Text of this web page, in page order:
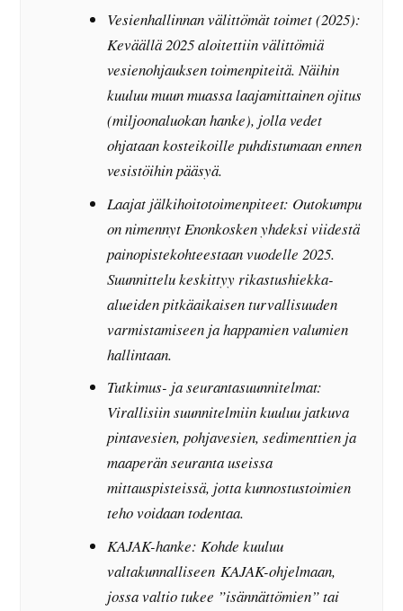
Vesienhallinnan välittömät toimet (2025):
Keväällä 2025 aloitettiin välittömiä
vesienohjauksen toimenpiteitä. Näihin
kuuluu muun muassa laajamittainen ojitus
(miljoonaluokan hanke), jolla vedet
ohjataan kosteikoille puhdistumaan ennen
vesistöihin pääsyä.
Laajat jälkihoitotoimenpiteet: Outokumpu
on nimennyt Enonkosken yhdeksi viidestä
painopistekohteestaan vuodelle 2025.
Suunnittelu keskittyy rikastushiekka-
alueiden pitkäaikaisen turvallisuuden
varmistamiseen ja happamien valumien
hallintaan.
Tutkimus- ja seurantasuunnitelmat:
Virallisiin suunnitelmiin kuuluu jatkuva
pintavesien, pohjavesien, sedimenttien ja
maaperän seuranta useissa
mittauspisteissä, jotta kunnostustoimien
teho voidaan todentaa.
KAJAK-hanke: Kohde kuuluu
valtakunnalliseen KAJAK-ohjelmaan,
jossa valtio tukee ”isännättömien” tai